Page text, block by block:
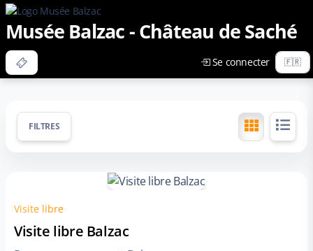
Musée Balzac - Château de Saché
Se connecter
FILTRES
Visite libre
Visite libre Balzac